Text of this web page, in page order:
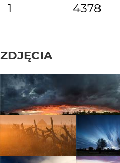
1 4378
ZDJĘCIA